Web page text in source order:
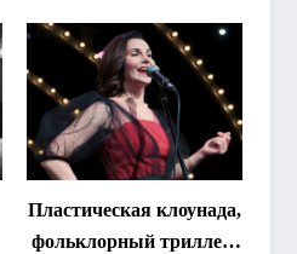
Пластическая клоунада,
фольклорный триллер,